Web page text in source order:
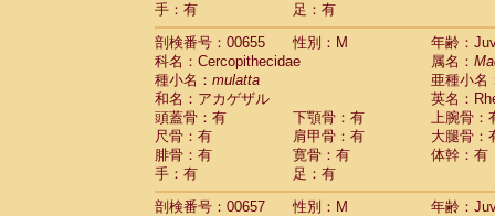
手：有
足：有
剖検番号：00655
性別：M
年齢：
科名：Cercopithecidae
属名：
種小名： mulatta
亜種小名
和名：アカゲザル
英名：
頭蓋骨：有
下顎骨：有
上腕骨：
尺骨：有
肩甲骨：有
大腿骨：
腓骨：有
寛骨：有
体幹：有
手：有
足：有
剖検番号：00657
性別：M
年齢：